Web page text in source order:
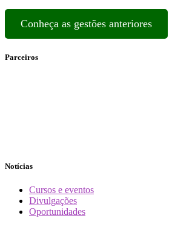
Conheça as gestões anteriores
Parceiros
Notícias
Cursos e eventos
Divulgações
Oportunidades